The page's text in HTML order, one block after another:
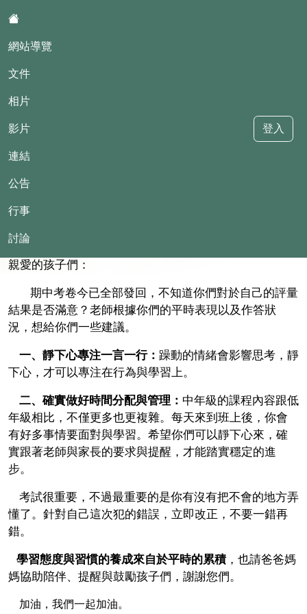
網站導覽
文件
相片
影片
連結
公告
行事
討論
登入
堵南國小114學年度四年甲班
現在位置:文件
期中考後的提醒
親愛的孩子們：
期中考卷今已全部發回，不知道你們對於自己的評量
結果是否滿意？老師根據你們的平時表現以及作答狀
況，想給你們一些建議。
一、靜下心專注一言一行： 躁動的情緒會影響思考，靜
下心，才可以專注在行為與學習上。
二、確實做好時間分配與管理： 中年級的課程內容跟低
年級相比，不僅更多也更複雜。每天來到班上後，你會
有好多事情要面對與學習。希望你們可以靜下心來，確
實跟著老師與家長的要求與提醒，才能踏實穩定的進
步。
考試很重要，不過最重要的是你有沒有把不會的地方弄
懂了。針對自己這次犯的錯誤，立即改正，不要一錯再
錯。
學習態度與習慣的養成來自於平時的累積，也請爸爸媽
媽協助陪伴、提醒與鼓勵孩子們，謝謝您們。
加油，我們一起加油。